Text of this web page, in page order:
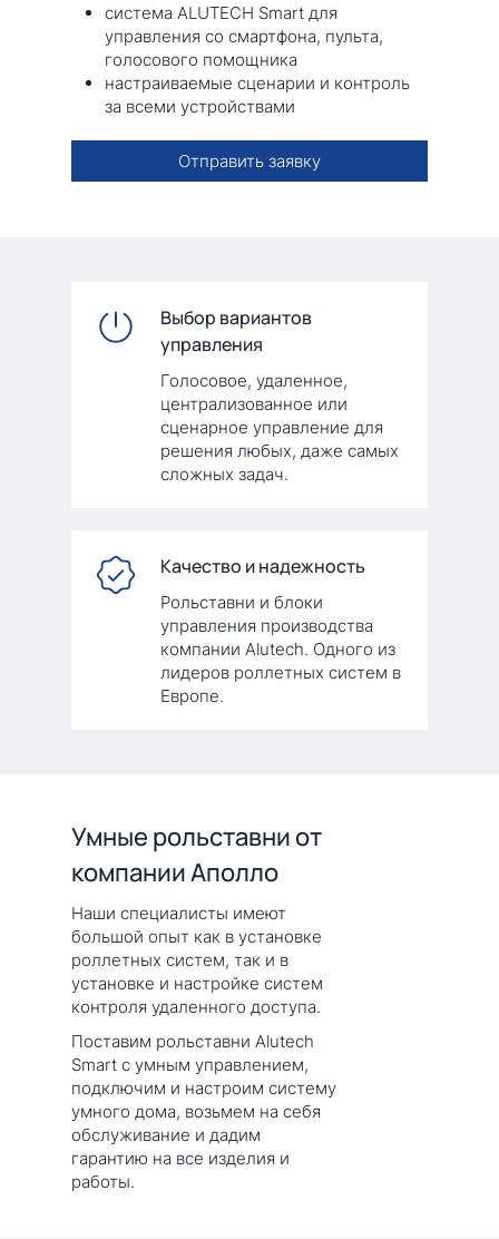
система ALUTECH Smart для
управления со смартфона, пульта,
голосового помощника
настраиваемые сценарии и контроль
за всеми устройствами
Отправить заявку
Выбор вариантов
управления
Голосовое, удаленное,
централизованное или
сценарное управление для
решения любых, даже самых
сложных задач.
Качество и надежность
Рольставни и блоки
управления производства
компании Alutech. Одного из
лидеров роллетных систем в
Европе.
Умные рольставни от
компании Аполло
Наши специалисты имеют
большой опыт как в установке
роллетных систем, так и в
установке и настройке систем
контроля удаленного доступа.
Поставим рольставни Alutech
Smart с умным управлением,
подключим и настроим систему
умного дома, возьмем на себя
обслуживание и дадим
гарантию на все изделия и
работы.